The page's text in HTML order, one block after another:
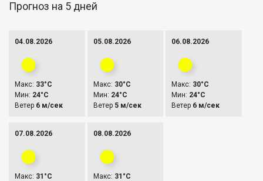
Прогноз на 5 дней
04.08.2026
Макс: 33°C
Мин: 24°C
Ветер 6 м/сек
05.08.2026
Макс: 30°C
Мин: 24°C
Ветер 5 м/сек
06.08.2026
Макс: 30°C
Мин: 24°C
Ветер 6 м/сек
07.08.2026
Макс: 31°C
08.08.2026
Макс: 31°C